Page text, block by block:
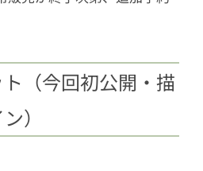
（今回初公開・描
）